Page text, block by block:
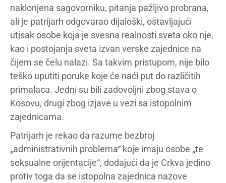
naklonjena sagovorniku, pitanja pažljivo probrana,
ali je patrijarh odgovarao dijaloški, ostavljajući
utisak osobe koja je svesna realnosti sveta oko nje,
kao i postojanja sveta izvan verske zajednice na
čijem se čelu nalazi. Sa takvim pristupom, nije bilo
teško uputiti poruke koje će naći put do različitih
primalaca. Jedni su bili zadovoljni zbog stava o
Kosovu, drugi zbog izjave u vezi sa istopolnim
zajednicama.
Patrijarh je rekao da razume bezbroj
„administrativnih problema“ koje imaju osobe „te
seksualne orijentacije“, dodajući da je Crkva jedino
protiv toga da se istopolna zajednica nazove